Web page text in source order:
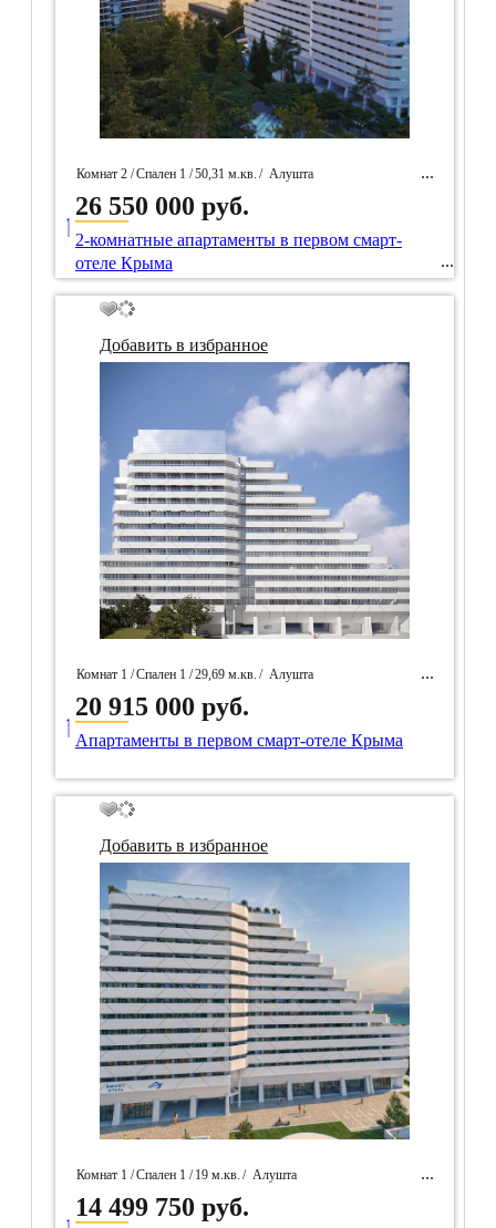
Комнат 2 /Спален 1 /50,31 м.кв. / Алушта
/ Идентификатор собственность 97613
26 550 000 руб.
____
2-комнатные апартаменты в первом смарт-
отеле Крыма
Добавить в избранное
Комнат 1 /Спален 1 /29,69 м.кв. / Алушта
/ Идентификатор собственность 97607
20 915 000 руб.
____
Апартаменты в первом смарт-отеле Крыма
Добавить в избранное
Комнат 1 /Спален 1 / 19 м.кв. / Алушта
/ Идентификатор собственность 97601
14 499 750 руб.
____